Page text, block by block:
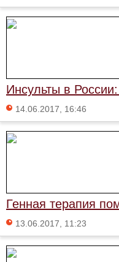
Инсульты в
14.06.2017, 16:46
Генная терапия
13.06.2017, 11:23